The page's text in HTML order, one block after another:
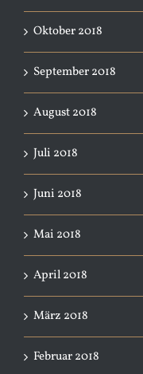
Oktober 2018
September 2018
August 2018
Juli 2018
Juni 2018
Mai 2018
April 2018
März 2018
Februar 2018